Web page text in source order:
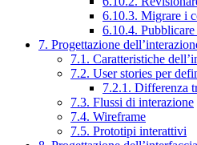
6.10.3. Migrare i
6.10.4.
7. Progettazione
7.1. Caratteristiche
7.2. User stories per
7.2.1. Differenza
7.3. Flussi di interazione
7.4. Wireframe
7.5. Prototipi interattivi